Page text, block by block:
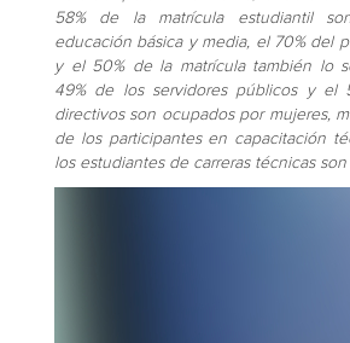
58% de la matrícula estudiantil
educación básica y media, el 70% del
y el 50% de la matrícula también lo
49% de los servidores públicos y el
directivos son ocupados por mujeres,
de los participantes en capacitación
los estudiantes de carreras técnicas son